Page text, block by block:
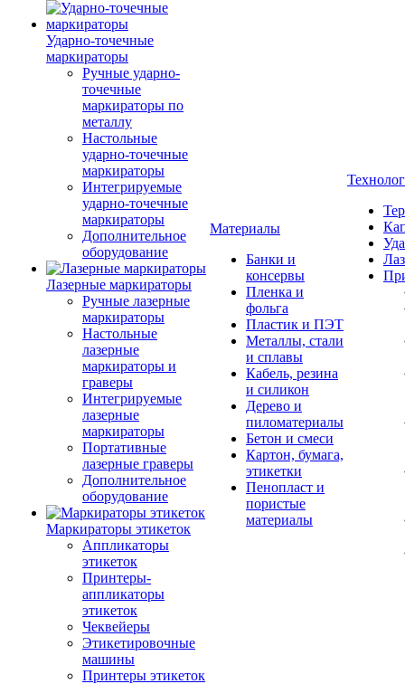
Ударно-точечные
маркираторы
Ручные ударно-
точечные
маркираторы по
металлу
Настольные
ударно-точечные
маркираторы
Интегрируемые
ударно-точечные
маркираторы
Дополнительное
оборудование
Лазерные маркираторы
Ручные лазерные
маркираторы
Настольные
лазерные
маркираторы и
граверы
Интегрируемые
лазерные
маркираторы
Портативные
лазерные граверы
Дополнительное
оборудование
Маркираторы этикеток
Аппликаторы
этикеток
Принтеры-
аппликаторы
этикеток
Чеквейеры
Этикетировочные
машины
Принтеры этикеток
Материалы
Банки и
консервы
Пленка и
фольга
Пластик и ПЭТ
Металлы, стали
и сплавы
Кабель, резина
и силикон
Дерево и
пиломатериалы
Бетон и смеси
Картон, бумага,
этикетки
Пенопласт и
пористые
материалы